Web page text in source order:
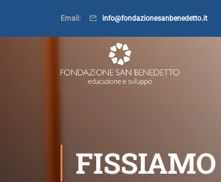
Email: info@fondazionesanbenedetto.it